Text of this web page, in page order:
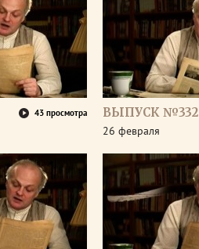
43 просмотра ВЫПУСК №332
26 февраля